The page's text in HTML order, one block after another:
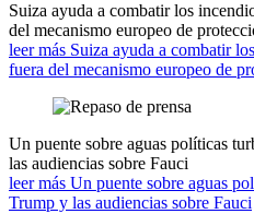
Suiza ayuda a combatir los
del mecanismo europeo de
leer más Suiza ayuda a combatir
fuera del mecanismo europeo de
Un puente sobre aguas políticas
las audiencias sobre Fauci
leer más Un puente sobre aguas
Trump y las audiencias sobre Fauci